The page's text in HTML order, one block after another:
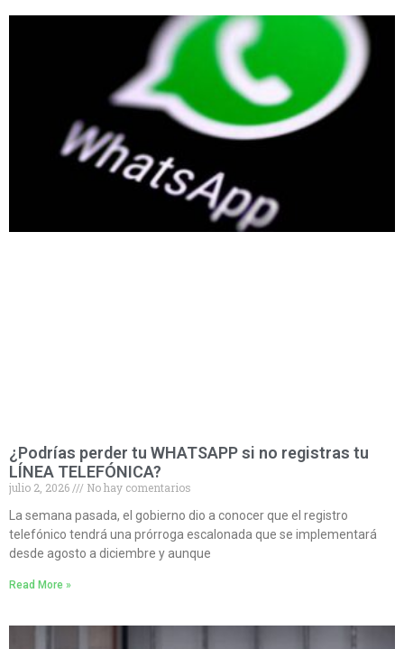
¿Podrías perder tu WHATSAPP si no registras tu
LÍNEA TELEFÓNICA?
julio 2, 2026
No hay comentarios
La semana pasada, el gobierno dio a conocer que el registro
telefónico tendrá una prórroga escalonada que se implementará
desde agosto a diciembre y aunque
Read More »